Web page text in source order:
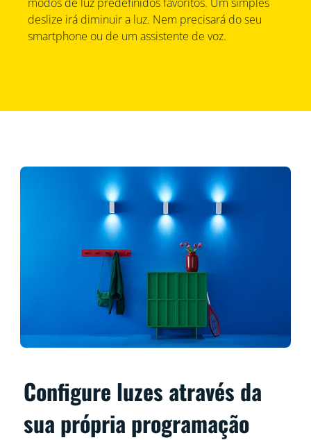
deslize irá diminuir a luz. Nem precisará do seu
smartphone ou de um assistente de voz.
Configure luzes através da
sua própria programação